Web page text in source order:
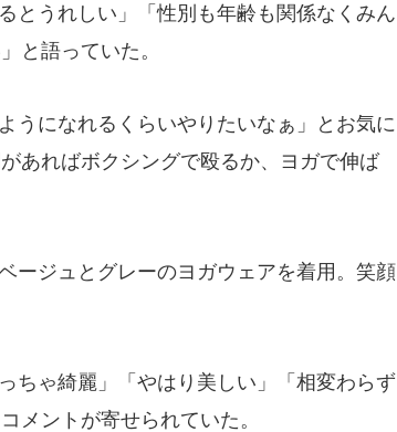
とうれしい」「性別も年齢も関係なくみん
と語っていた。
うになれるくらいやりたいなぁ」とお気に
あればボクシングで殴るか、ヨガで伸ば
ージュとグレーのヨガウェアを着用。笑顔
ちゃ綺麗」「やはり美しい」「相変わらず
メントが寄せられていた。